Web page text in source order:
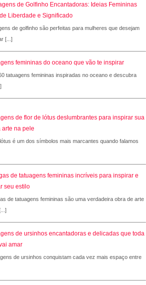
de Golfinho Encantadoras: Ideias Femininas
Liberdade e Significado
de golfinho são perfeitas para mulheres que desejam
[...]
femininas do oceano que vão te inspirar
tatuagens femininas inspiradas no oceano e descubra
de flor de lótus deslumbrantes para inspirar sua
arte na pele
é um dos símbolos mais marcantes quando falamos
de tatuagens femininas incríveis para inspirar e
seu estilo
de tatuagens femininas são uma verdadeira obra de arte
de ursinhos encantadoras e delicadas que toda
amar
de ursinhos conquistam cada vez mais espaço entre